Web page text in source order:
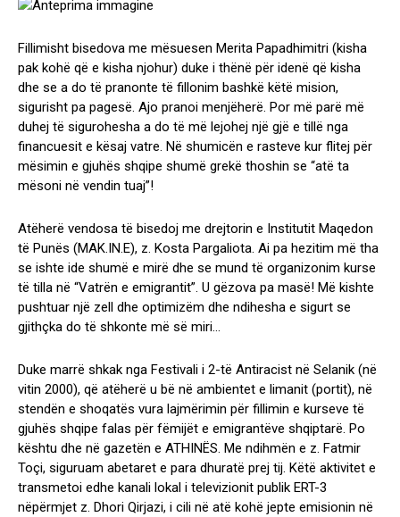
Fillimisht bisedova me mësuesen Merita Papadhimitri (kisha
pak kohë që e kisha njohur) duke i thënë për idenë që kisha
dhe se a do të pranonte të fillonim bashkë këtë mision,
sigurisht pa pagesë. Ajo pranoi menjëherë. Por më parë më
duhej të sigurohesha a do të më lejohej një gjë e tillë nga
financuesit e kësaj vatre. Në shumicën e rasteve kur flitej për
mësimin e gjuhës shqipe shumë grekë thoshin se “atë ta
mësoni në vendin tuaj”!
Atëherë vendosa të bisedoj me drejtorin e Institutit Maqedon
të Punës (MAK.IN.E), z. Kosta Pargaliota. Ai pa hezitim më tha
se ishte ide shumë e mirë dhe se mund të organizonim kurse
të tilla në “Vatrën e emigrantit”. U gëzova pa masë! Më kishte
pushtuar një zell dhe optimizëm dhe ndihesha e sigurt se
gjithçka do të shkonte më së miri…
Duke marrë shkak nga Festivali i 2-të Antiracist në Selanik (në
vitin 2000), që atëherë u bë në ambientet e limanit (portit), në
stendën e shoqatës vura lajmërimin për fillimin e kurseve të
gjuhës shqipe falas për fëmijët e emigrantëve shqiptarë. Po
kështu dhe në gazetën e ATHINËS. Me ndihmën e z. Fatmir
Toçi, siguruam abetaret e para dhuratë prej tij. Këtë aktivitet e
transmetoi edhe kanali lokal i televizionit publik ERT-3
nëpërmjet z. Dhori Qirjazi, i cili në atë kohë jepte emisionin në